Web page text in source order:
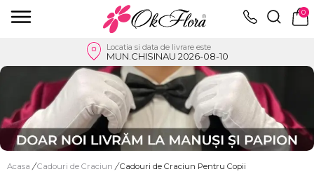
0
Locatia si data de livrare este
MUN.CHISINAU 2026-08-10
Acasa / Cadouri de Craciun / Cadouri de Craciun Pentru Copii